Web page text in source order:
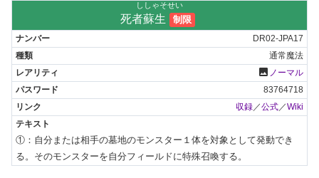
ししゃそせい
死者蘇生 制限
DR02-JPA17
通常魔法
photo ノーマル
83764718
収録／公式／Wiki
①：自分または相手の墓地のモンスター１体を対象として発動でき
る。そのモンスターを自分フィールドに特殊召喚する。